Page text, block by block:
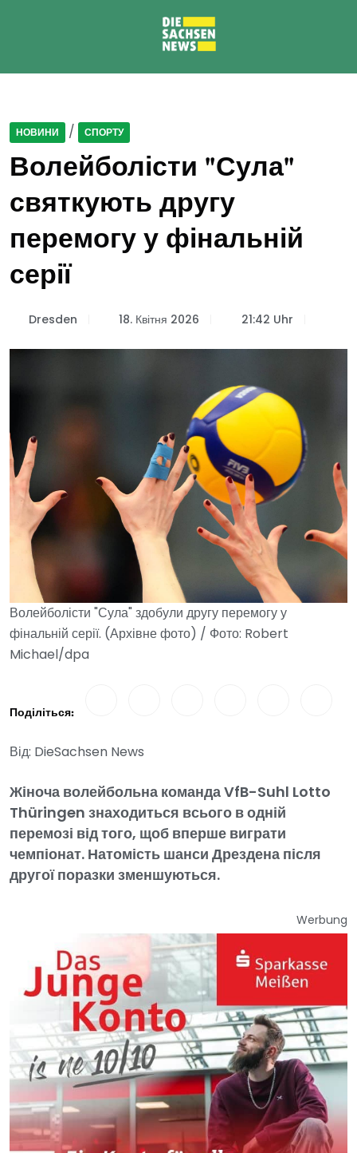
НОВИНИ / СПОРТУ
Волейболісти "Сула"
святкують другу
перемогу у фінальній
серії
Dresden 18. Квітня 2026 21:42 Uhr
Волейболісти "Сула" здобули другу перемогу у
фінальній серії. (Архівне фото) / Фото: Robert
Michael/dpa
Поділіться:
Від: DieSachsen News
Жіноча волейбольна команда VfB-Suhl Lotto
Thüringen знаходиться всього в одній
перемозі від того, щоб вперше виграти
чемпіонат. Натомість шанси Дрездена після
другої поразки зменшуються.
Werbung